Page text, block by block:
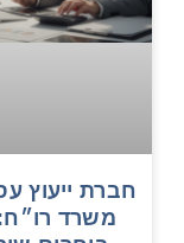
חברת ייעוץ
משרד